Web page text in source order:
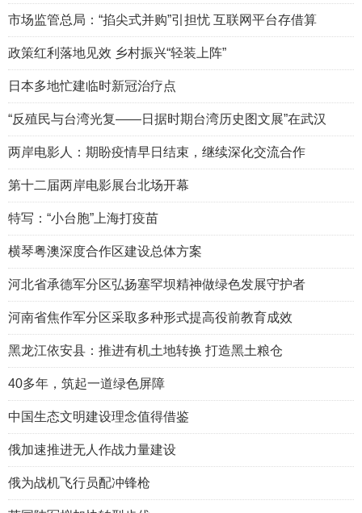
市场监管总局：“掐尖式并购”引担忧 互联网平台存借算
政策红利落地见效 乡村振兴“轻装上阵”
日本多地忙建临时新冠治疗点
“反殖民与台湾光复——日据时期台湾历史图文展”在武汉
两岸电影人：期盼疫情早日结束，继续深化交流合作
第十二届两岸电影展台北场开幕
特写：“小台胞”上海打疫苗
横琴粤澳深度合作区建设总体方案
河北省承德军分区弘扬塞罕坝精神做绿色发展守护者
河南省焦作军分区采取多种形式提高役前教育成效
黑龙江依安县：推进有机土地转换 打造黑土粮仓
40多年，筑起一道绿色屏障
中国生态文明建设理念值得借鉴
俄加速推进无人作战力量建设
俄为战机飞行员配冲锋枪